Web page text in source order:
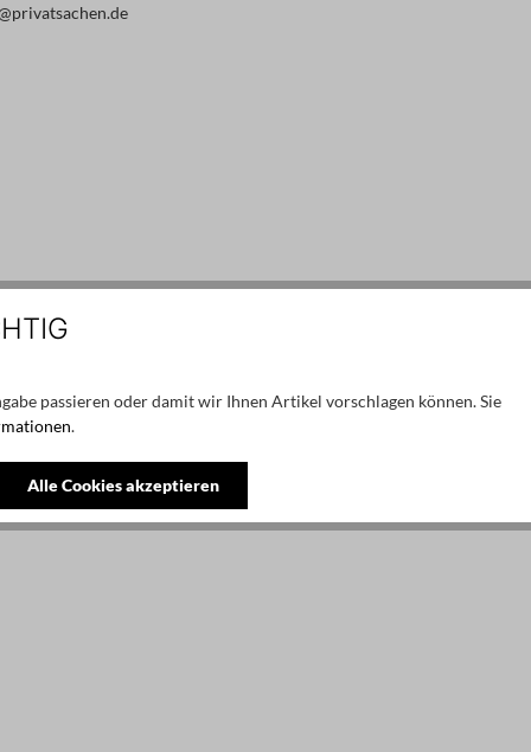
passieren oder damit wir Ihnen Artikel vorschlagen können. Sie
.
Alle Cookies akzeptieren